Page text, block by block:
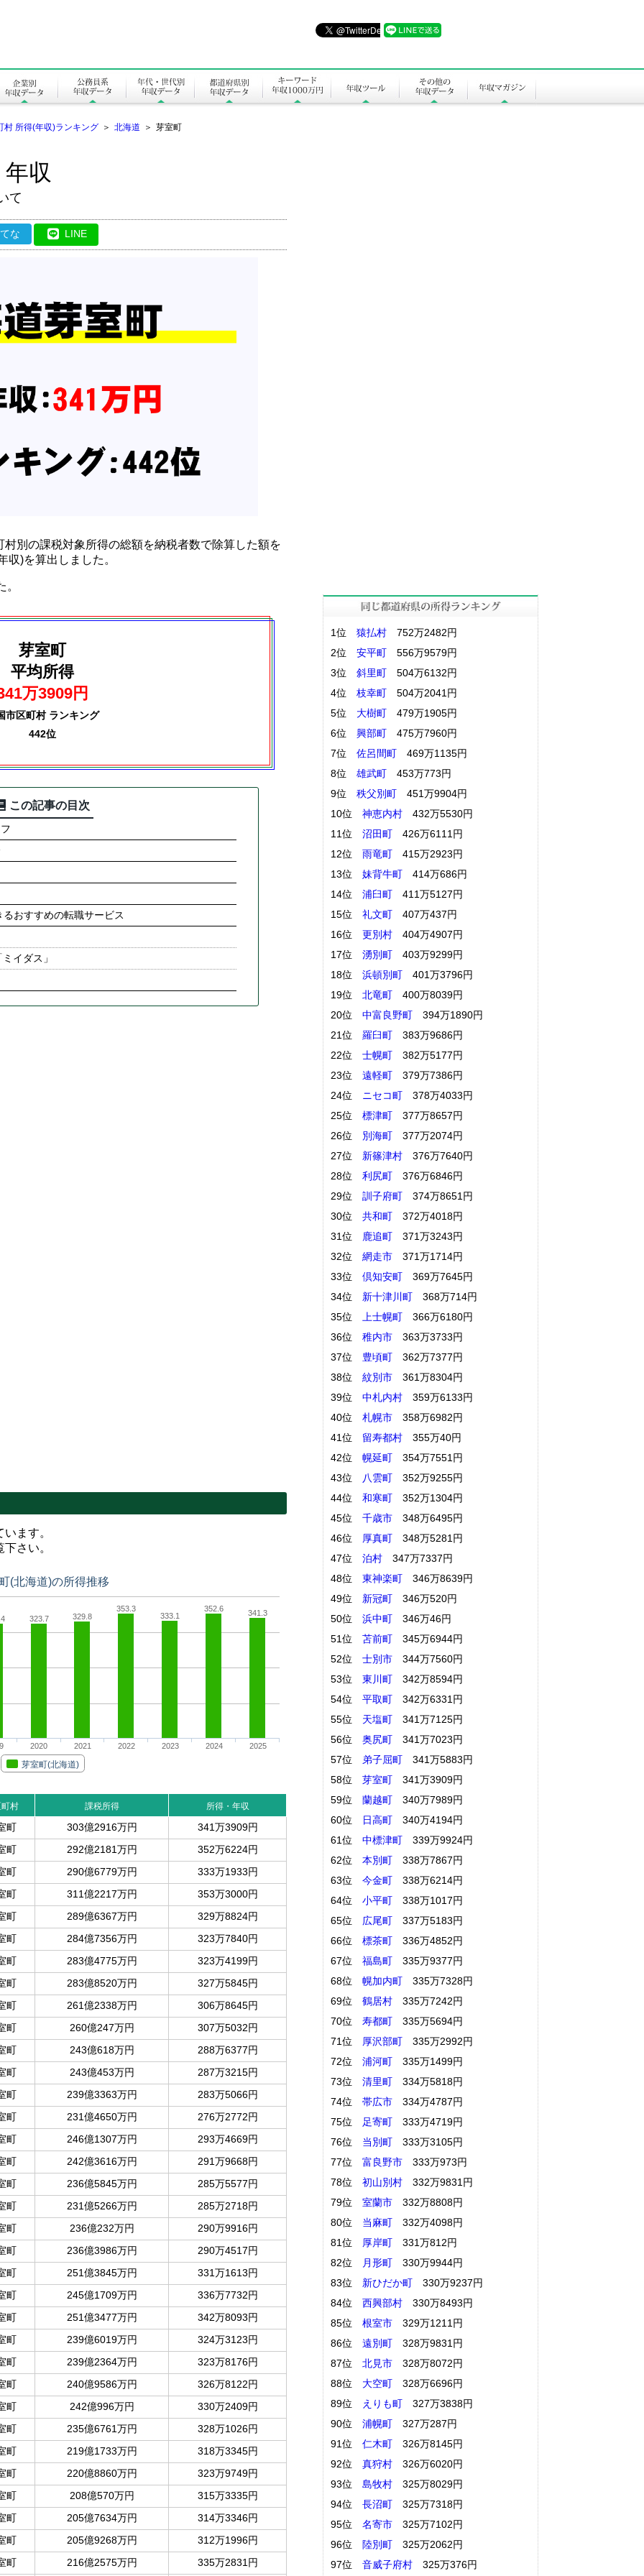
村 所得(年収)ランキング ＞ 北海道 ＞ 芽室町
収
て
な LINE
別の課税対象所得の総額を納税者数で除算した額を
収)を算出しました。
芽室町
平均所得
万3909円
市区町村 ランキング
442位
この記事の目次
おすすめの転職サービス
イダス」
ます。
さい。
(北海道)の所得推移
323.7 329.8
353.3
333.1
352.6 341.3
芽室町(北海道)
2020 2021 2022 2023 2024 2025
村 課税所得 所得・年収
町 303億2916万円
341万3909円
町 292億2181万円
352万6224円
町 290億6779万円
333万1933円
町 311億2217万円
353万3000円
町 289億6367万円
329万8824円
町 284億7356万円
323万7840円
町 283億4775万円
323万4199円
町 283億8520万円
327万5845円
町 261億2338万円
306万8645円
町 260億247万円
307万5032円
町 243億618万円
288万6377円
町 243億453万円
287万3215円
町 239億3363万円
283万5066円
町 231億4650万円
276万2772円
町 246億1307万円
293万4669円
町 242億3616万円
291万9668円
町 236億5845万円
285万5577円
町 231億5266万円
285万2718円
町 236億232万円
290万9916円
町 236億3986万円
290万4517円
町 251億3845万円
331万1613円
町 245億1709万円
336万7732円
町 251億3477万円
342万8093円
町 239億6019万円
324万3123円
町 239億2364万円
323万8176円
町 240億9586万円
326万8122円
町 242億996万円
330万2409円
町 235億6761万円
328万1026円
町 219億1733万円
318万3345円
町 220億8860万円
323万9749円
町 208億570万円
315万3335円
町 205億7634万円
314万3346円
町 205億9268万円
312万1996円
町 216億2575万円 335万2831円
1位 猿払村 752万2482円
2位
安平町 556万9579円
3位
斜里町 504万6132円
4位
枝幸町 504万2041円
5位
大樹町 479万1905円
6位
興部町 475万7960円
7位
佐呂間町 469万1135円
8位
雄武町 453万773円
9位
秩父別町 451万9904円
10位
神恵内村 432万5530円
11位
沼田町 426万6111円
12位
雨竜町 415万2923円
13位
妹背牛町 414万686円
14位
浦臼町 411万5127円
15位
礼文町 407万437円
16位
更別村 404万4907円
17位
湧別町 403万9299円
18位
浜頓別町 401万3796円
19位
北竜町 400万8039円
20位
中富良野町 394万1890円
21位
羅臼町 383万9686円
22位
士幌町 382万5177円
23位
遠軽町 379万7386円
24位
ニセコ町 378万4033円
25位
標津町 377万8657円
26位
別海町 377万2074円
27位
新篠津村 376万7640円
28位
利尻町 376万6846円
29位
訓子府町 374万8651円
30位
共和町 372万4018円
31位
鹿追町 371万3243円
32位
網走市 371万1714円
33位
倶知安町 369万7645円
34位
新十津川町 368万714円
35位
上士幌町 366万6180円
36位
稚内市 363万3733円
37位
豊頃町 362万7377円
38位
紋別市 361万8304円
39位
中札内村 359万6133円
40位
札幌市 358万6982円
41位
留寿都村 355万40円
42位
幌延町 354万7551円
43位
八雲町 352万9255円
44位
和寒町 352万1304円
45位
千歳市 348万6495円
46位
厚真町 348万5281円
47位
泊村 347万7337円
48位
東神楽町 346万8639円
49位
新冠町 346万520円
50位
浜中町 346万46円
51位
苫前町 345万6944円
52位
士別市 344万7560円
53位
東川町 342万8594円
54位
平取町 342万6331円
55位
天塩町 341万7125円
56位
奥尻町 341万7023円
57位
弟子屈町 341万5883円
58位
芽室町 341万3909円
59位
蘭越町 340万7989円
60位
日高町 340万4194円
61位
中標津町 339万9924円
62位
本別町 338万7867円
63位
今金町 338万6214円
64位
小平町 338万1017円
65位
広尾町 337万5183円
66位
標茶町 336万4852円
67位
福島町 335万9377円
68位
幌加内町 335万7328円
69位
鶴居村 335万7242円
70位
寿都町 335万5694円
71位
厚沢部町 335万2992円
72位
浦河町 335万1499円
73位
清里町 334万5818円
74位
帯広市 334万4787円
75位
足寄町 333万4719円
76位
当別町 333万3105円
77位
富良野市 333万973円
78位
初山別村 332万9831円
79位
室蘭市 332万8808円
80位
当麻町 332万4098円
81位
厚岸町 331万812円
82位
月形町 330万9944円
83位
新ひだか町 330万9237円
84位
西興部村 330万8493円
85位
根室市 329万1211円
86位
遠別町 328万9831円
87位
北見市 328万8072円
88位
大空町 328万6696円
89位
えりも町 327万3838円
90位
浦幌町 327万287円
91位
仁木町 326万8145円
92位
真狩村 326万6020円
93位
島牧村 325万8029円
94位
長沼町 325万7318円
95位
名寄市 325万7102円
96位
陸別町 325万2062円
97位
音威子府村 325万376円